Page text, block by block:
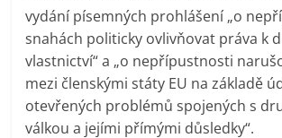
vydání písemných prohlášení „o
snahách politicky ovlivňovat práva k
vlastnictví“ a „o nepřípustnosti
mezi členskými státy EU na základě
otevřených problémů spojených s
válkou a jejími přímými důsledky“.